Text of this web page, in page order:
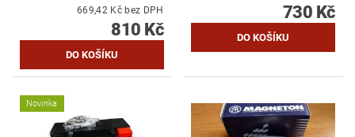
669,42 Kč bez DPH
810 Kč
730 Kč
Novinka